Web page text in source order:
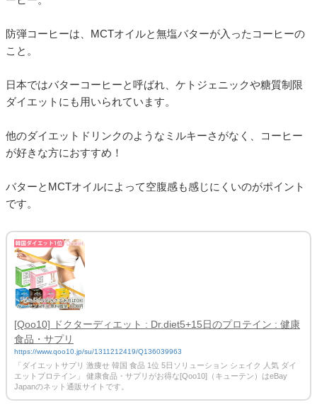
防弾コーヒーは、MCTオイルと無塩バターが入ったコーヒーの
こと。
日本ではバターコーヒーと呼ばれ、ケトジェニックや糖質制限
ダイエットにも用いられています。
他のダイエットドリンクのようなミルキーさがなく、コーヒー
が好きな方におすすめ！
バターとMCTオイルによって空腹感も感じにくいのがポイント
です。
[Qoo10] ドクターディエット : Dr.diet5+15日のプロテイン : 健康
食品・サプリ
https://www.qoo10.jp/su/1311212419/Q136039963
「ダイエットサプリ 激痩せ 韓国 食品 1位 5日ソリューション シェイク 人気 ダイ
エットプロテイン」 健康食品・サプリがお得な[Qoo10]（キューテン）はeBay
Japanのネット通販サイトです。